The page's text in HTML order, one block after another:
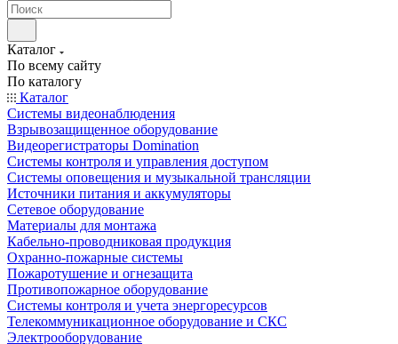
Каталог
По всему сайту
По каталогу
Каталог
Системы видеонаблюдения
Взрывозащищенное оборудование
Видеорегистраторы Domination
Системы контроля и управления доступом
Системы оповещения и музыкальной трансляции
Источники питания и аккумуляторы
Сетевое оборудование
Материалы для монтажа
Кабельно-проводниковая продукция
Охранно-пожарные системы
Пожаротушение и огнезащита
Противопожарное оборудование
Системы контроля и учета энергоресурсов
Телекоммуникационное оборудование и СКС
Электрооборудование